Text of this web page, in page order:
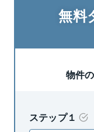
無料
物件の
ステップ１